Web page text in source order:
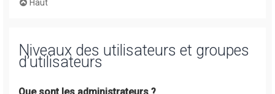
Haut
Niveaux des utilisateurs et groupes
d’utilisateurs